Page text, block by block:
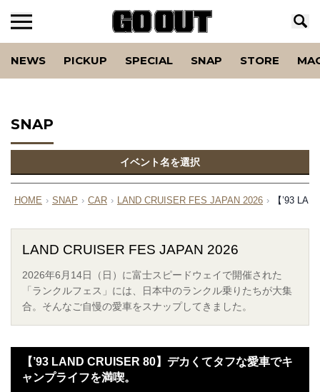
NEWS PICKUP SPECIAL SNAP STORE
SNAP
イベント名を選択
HOME › SNAP › CAR › LAND CRUISER FES JAPAN 2026 › 【’93
LAND CRUISER FES JAPAN 2026
2026年6月14日（日）に富士スピードウェイで開催された
「ランクルフェス」には、日本中のランクル乗りたちが大集
合。そんなご自慢の愛車をスナップしてきました。
【’93 LAND CRUISER 80】デカくてタフな愛車でキ
ャンプライフを満喫。